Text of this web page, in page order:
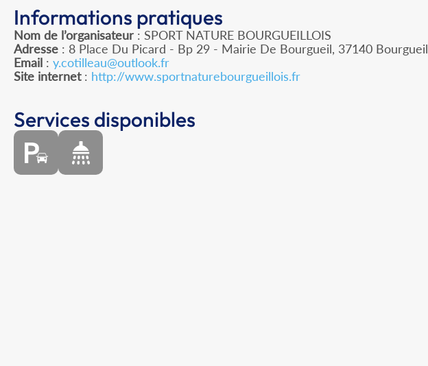
Informations pratiques
Nom de l’organisateur : SPORT NATURE BOURGUEILLOIS
Adresse : 8 Place Du Picard - Bp 29 - Mairie De Bourgueil, 37140 Bourgueil
Email : y.cotilleau@outlook.fr
Site internet: http://www.sportnaturebourgueillois.fr
Services disponibles